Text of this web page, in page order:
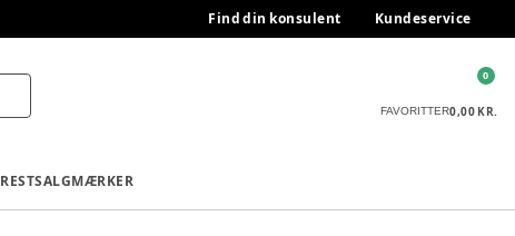
Find din konsulent Kundeservice
FAVORITTER0,00 KR.
0
RESTSALGMÆRKER